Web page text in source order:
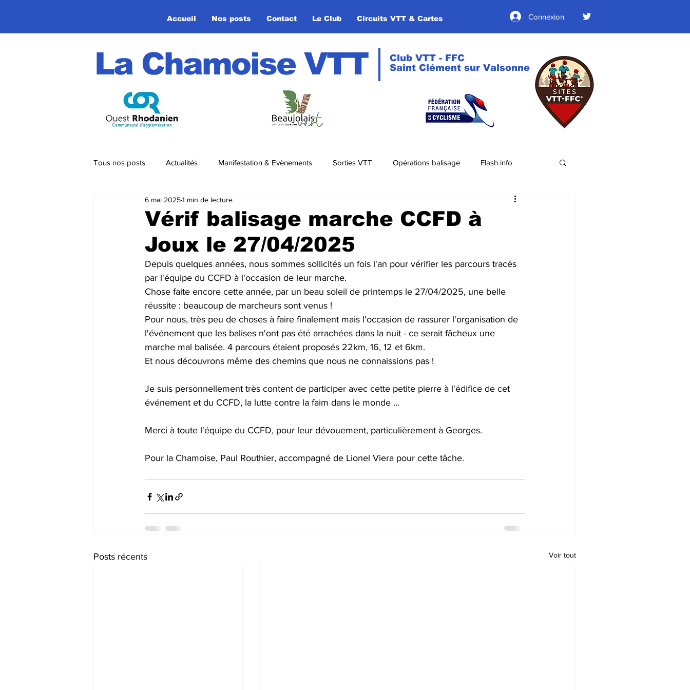
Accueil Nos posts Contact Le Club Circuits VTT & Cartes Connexion
La Chamoise VTT
Club VTT - FFC
Saint Clément sur Valsonne
Tous nos posts Actualités Manifestation & Evènements Sorties VTT Opérations balisage Flash info
Circuits VTT Strava
Vérif balisage marche CCFD à
Joux le 27/04/2025
6 mai 20251 min de lecture
Depuis quelques années, nous sommes sollicités un fois l'an pour vérifier les parcours tracés
par l'équipe du CCFD à l'occasion de leur marche.
Chose faite encore cette année, par un beau soleil de printemps le 27/04/2025, une belle
réussite : beaucoup de marcheurs sont venus !
Pour nous, très peu de choses à faire finalement mais l'occasion de rassurer l'organisation de
l'événement que les balises n'ont pas été arrachées dans la nuit - ce serait fâcheux une
marche mal balisée. 4 parcours étaient proposés 22km, 16, 12 et 6km.
Et nous découvrons même des chemins que nous ne connaissions pas !
Je suis personnellement très content de participer avec cette petite pierre à l'édifice de cet
événement et du CCFD, la lutte contre la faim dans le monde ...
Merci à toute l'équipe du CCFD, pour leur dévouement, particulièrement à Georges.
Pour la Chamoise, Paul Routhier, accompagné de Lionel Viera pour cette tâche.
Posts récents Voir tout